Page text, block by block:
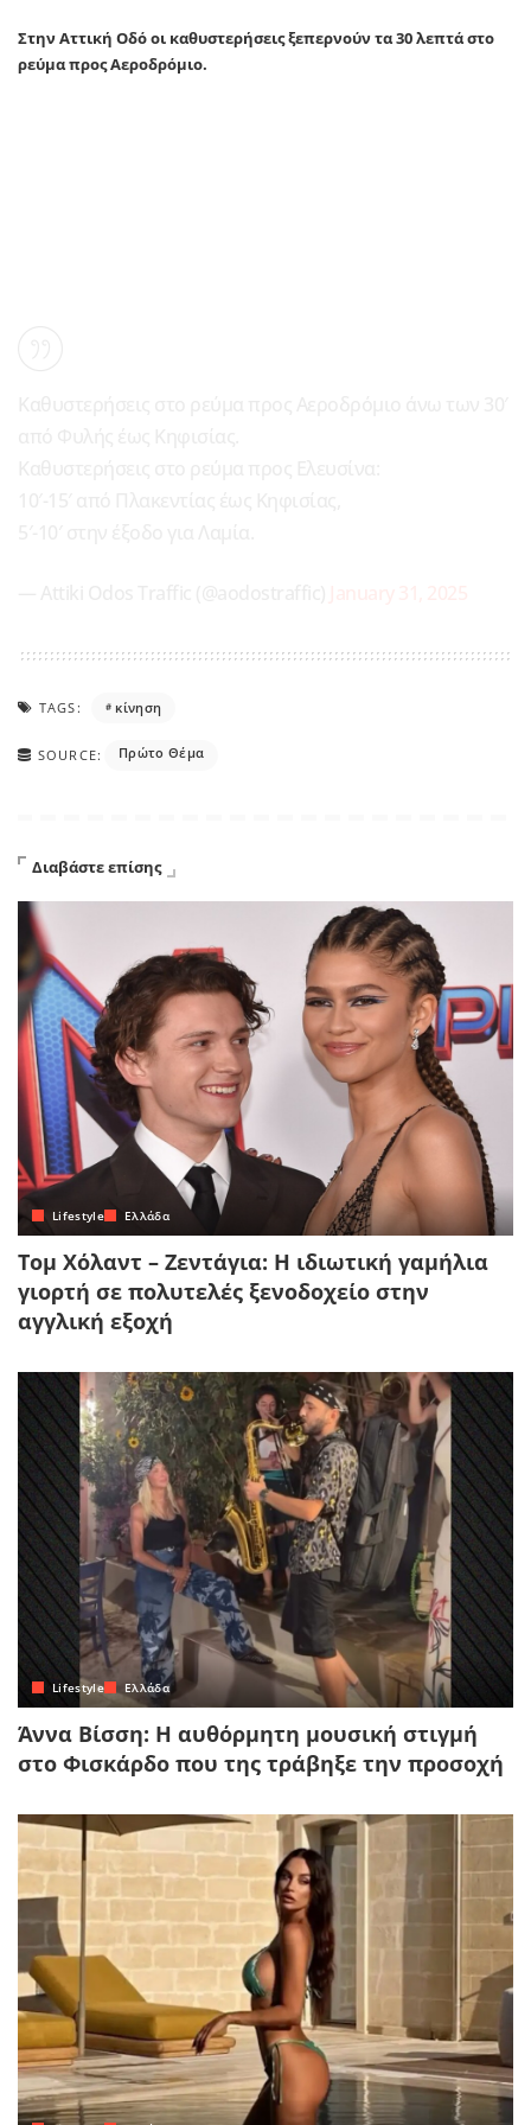
Στην Αττική Οδό οι καθυστερήσεις ξεπερνούν τα 30 λεπτά στο
ρεύμα προς Αεροδρόμιο.
TAGS: κίνηση
SOURCE: Πρώτο Θέμα
Διαβάστε επίσης
Lifestyle Ελλάδα
Τομ Χόλαντ – Ζεντάγια: Η ιδιωτική γαμήλια
γιορτή σε πολυτελές ξενοδοχείο στην
αγγλική εξοχή
Lifestyle Ελλάδα
Άννα Βίσση: Η αυθόρμητη μουσική στιγμή
στο Φισκάρδο που της τράβηξε την προσοχή